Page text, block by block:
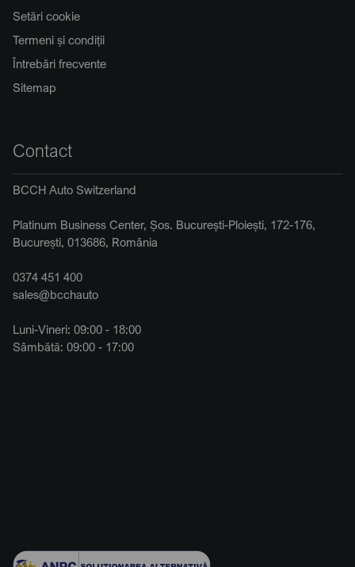
Setări cookie
Termeni și condiții
Întrebări frecvente
Sitemap
Contact
BCCH Auto Switzerland
Platinum Business Center, Șos. București-Ploiești, 172-176,
București, 013686, România
0374 451 400
sales@bcchauto
Luni-Vineri: 09:00 - 18:00
Sâmbătă: 09:00 - 17:00